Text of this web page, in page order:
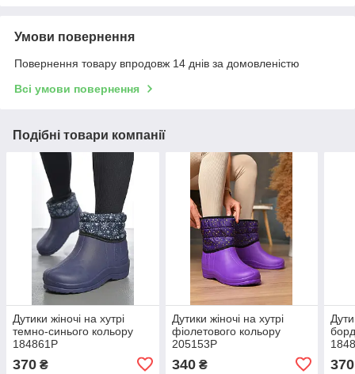
Умови повернення
Повернення товару впродовж 14 днів за домовленістю
Всі умови повернення
Подібні товари компанії
Дутики жіночі на хутрі
темно-синього кольору
184861P
370 ₴
Дутики жіночі на хутрі
фіолетового кольору
205153P
340₴ 370